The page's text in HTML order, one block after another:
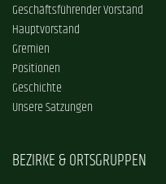
Geschäftsführender Vorstand
Hauptvorstand
Gremien
Positionen
Geschichte
Unsere Satzungen
BEZIRKE & ORTSGRUPPEN